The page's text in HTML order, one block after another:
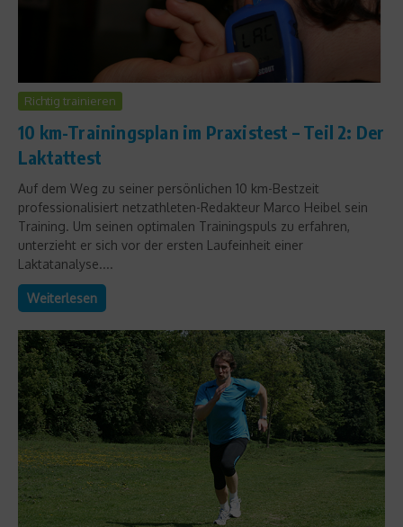
Richtig trainieren
10 km-Trainingsplan im Praxistest – Teil 2: Der
Laktattest
Auf dem Weg zu seiner persönlichen 10 km-Bestzeit
professionalisiert netzathleten-Redakteur Marco Heibel sein
Training. Um seinen optimalen Trainingspuls zu erfahren,
unterzieht er sich vor der ersten Laufeinheit einer
Laktatanalyse....
Weiterlesen